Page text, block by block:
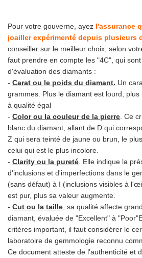
Pour votre gouverne, ayez l'assurance
joailler expérimenté depuis plusieurs
conseiller sur le meilleur choix, selon
faut prendre en compte les "4C", qui
d'évaluation des diamants :
- Carat ou le poids du diamant. Un
grammes. Plus le diamant est lourd,
à qualité égal
- Color ou la couleur de la pierre . Ce
blanc du diamant, allant de D qui
Z qui sera teinté de jaune ou brun, le
celui qui est le plus incolore.
- Clarity ou la pureté . Elle indique la
d'inclusions et d'imperfections dans le
(sans défaut) à I (inclusions visibles à
est pur, plus sa valeur augmente.
- Cut ou la taille , sa qualité affecte
diamant, évaluée de "Excellent" à
critères important, il faut considérer le
laboratoire de gemmologie reconnu
Ce document atteste de l'authenticité et